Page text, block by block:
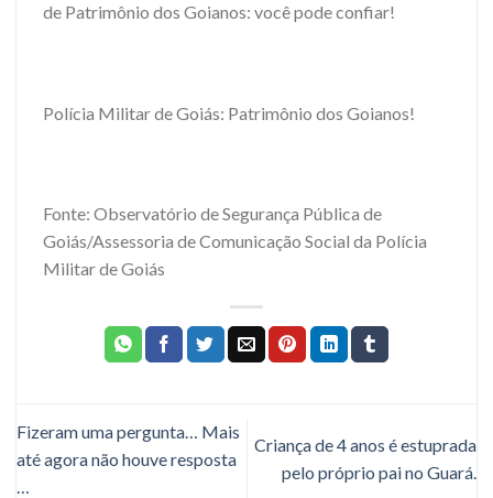
de Patrimônio dos Goianos: você pode confiar!
Polícia Militar de Goiás: Patrimônio dos Goianos!
Fonte: Observatório de Segurança Pública de
Goiás/Assessoria de Comunicação Social da Polícia
Militar de Goiás
Fizeram uma pergunta… Mais
até agora não houve resposta
Criança de 4 anos é estuprada
pelo próprio pai no Guará.